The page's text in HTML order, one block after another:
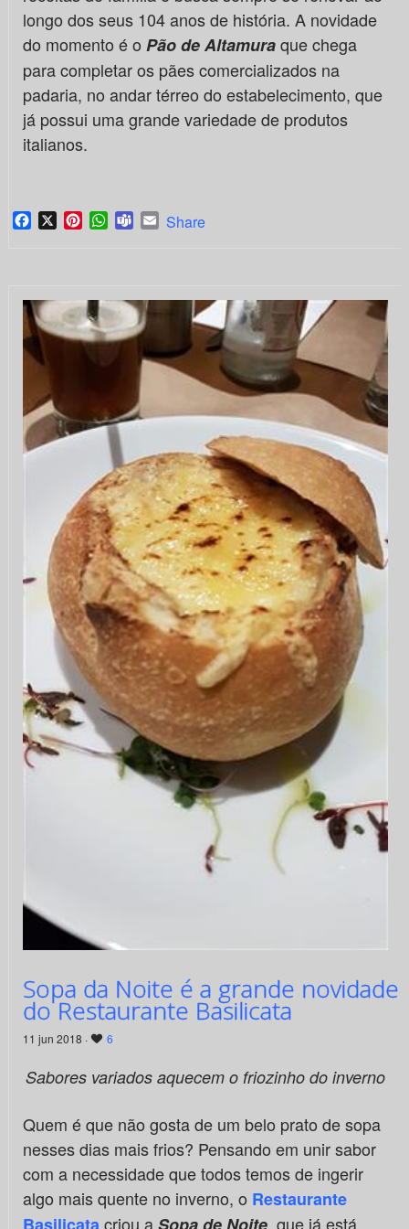
longo dos seus 104 anos de história. A novidade
do momento é o Pão de Altamuraque chega
para completar os pães comercializados na
padaria, no andar térreo do estabelecimento, que
já possui uma grande variedade de produtos
italianos.
Facebook
X PinterestWhatsApp
TeamsEmail
Share
Sopa da Noite é a grande novidade
do Restaurante Basilicata
11 jun 2018 · 6
Sabores variados aquecem o friozinho do inverno
Quem é que não gosta de um belo prato de sopa
nesses dias mais frios? Pensando em unir sabor
com a necessidade que todos temos de ingerir
algo mais quente no inverno, o Restaurante
Basilicatacriou aSopa de Noite, que já está